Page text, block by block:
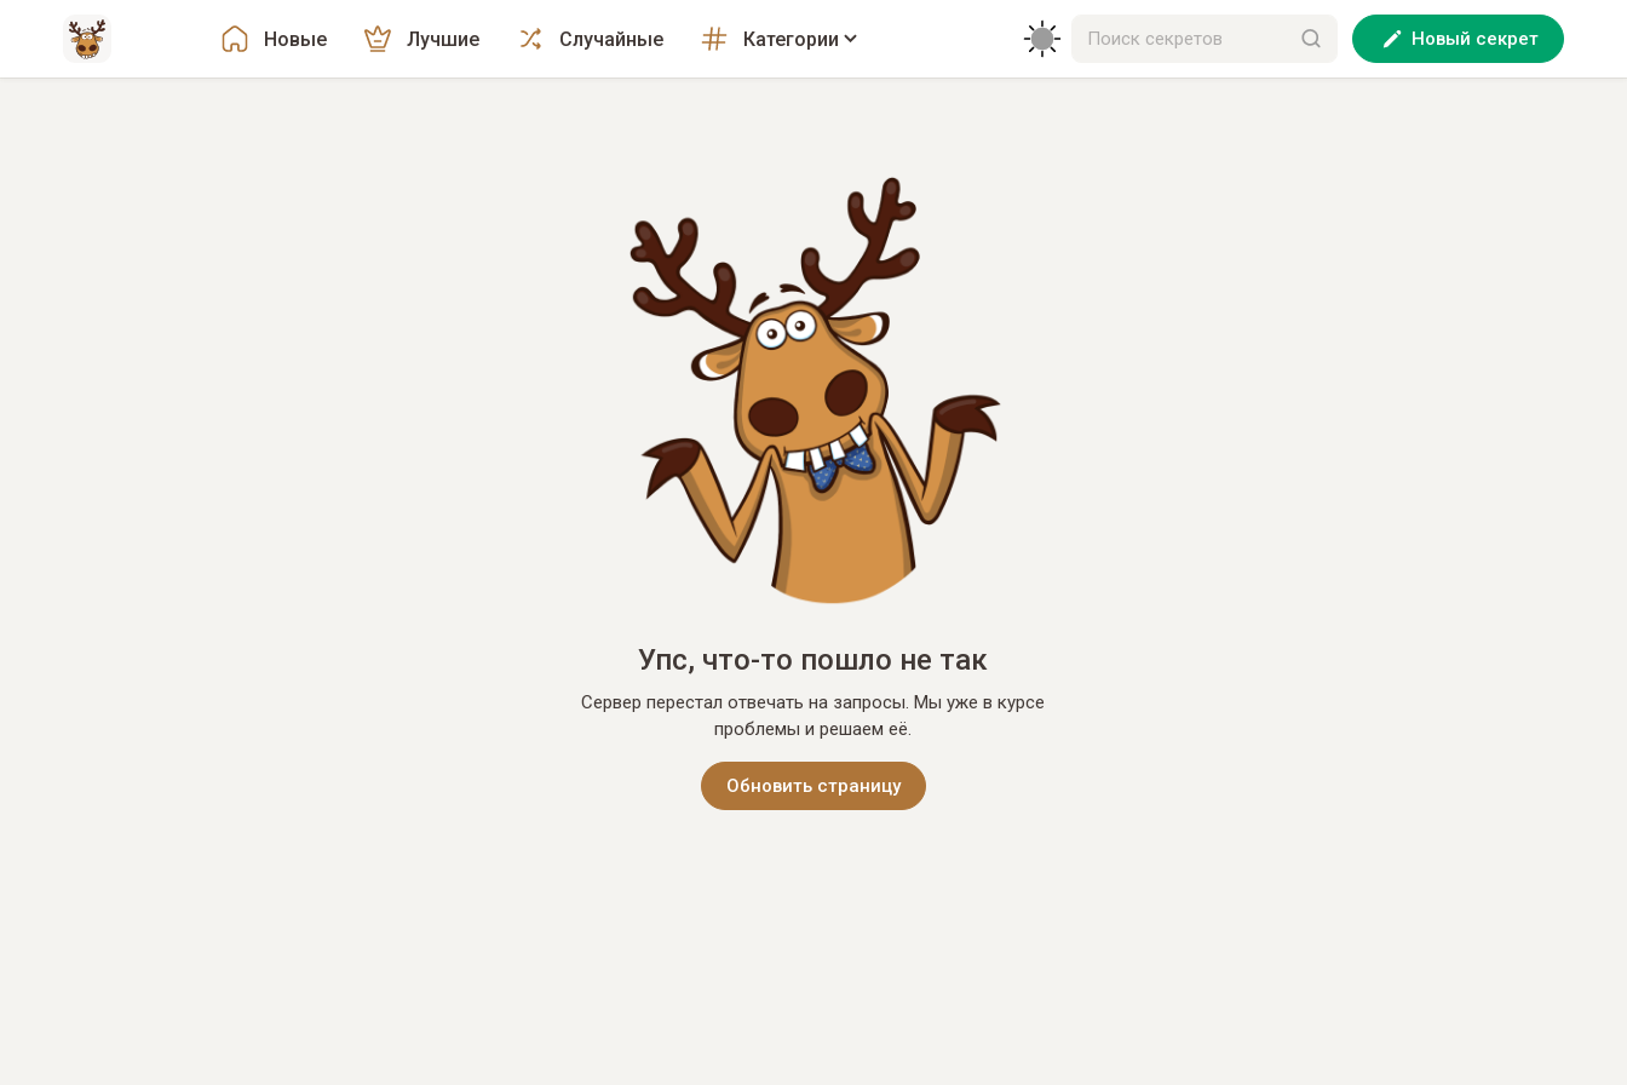
Новые Лучшие Случайные Категории Новый секрет
Упс, что-то пошло не так
Сервер перестал отвечать на запросы. Мы уже в курсе
проблемы и решаем её.
Обновить страницу